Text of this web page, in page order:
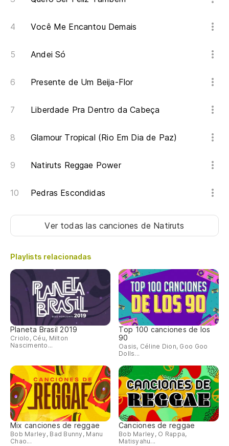
Você Me Encantou Demais
Andei Só
Presente de Um Beija-Flor
Liberdade Pra Dentro da Cabeça
Glamour Tropical (Rio Em Dia de Paz)
Natiruts Reggae Power
Pedras Escondidas
Ver todas las canciones de Natiruts
Playlists relacionadas
Planeta Brasil 2019
Criolo, Céu, Milton
Nascimento...
Top 100 canciones de los
90
Oasis, Céline Dion, Goo Goo
Dolls...
Mix canciones de reggae
Bob Marley, Bad Bunny, Manu
Chao...
Canciones de reggae
Bob Marley, O Rappa,
Matisyahu...